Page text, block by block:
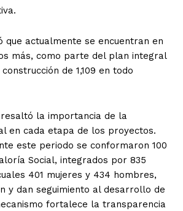
que actualmente se encuentran en
más, como parte del plan integral
de 1,109 en todo
la importancia de la
en cada etapa de los proyectos.
este periodo se conformaron 100
Social, integrados por 835
401 mujeres y 434 hombres,
y dan seguimiento al desarrollo de
fortalece la transparencia